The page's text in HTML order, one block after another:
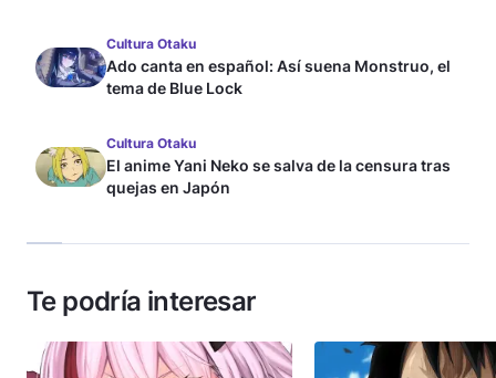
Cultura Otaku
Ado canta en español: Así suena Monstruo, el
tema de Blue Lock
Cultura Otaku
El anime Yani Neko se salva de la censura tras
quejas en Japón
Te podría interesar